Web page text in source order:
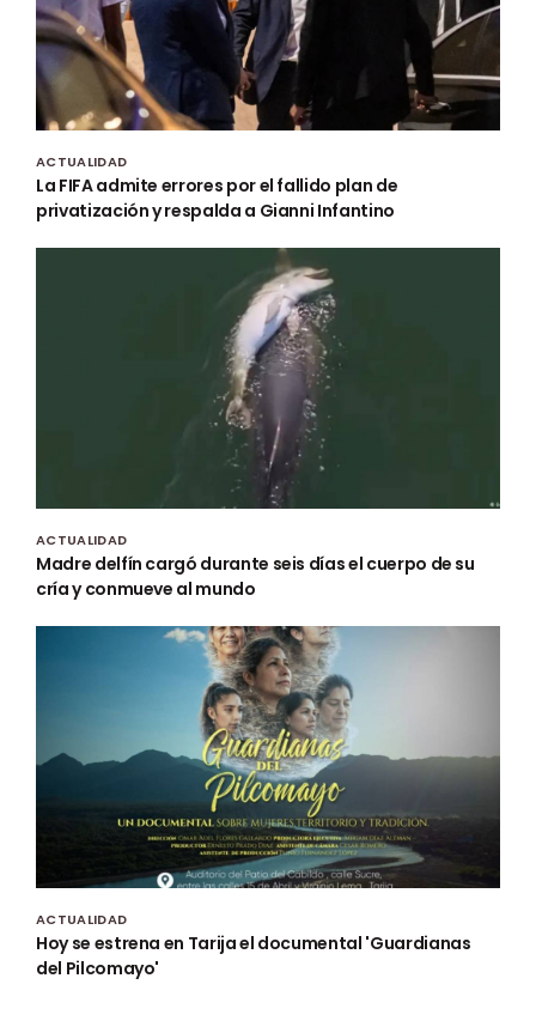
ACTUALIDAD
La FIFA admite errores por el fallido plan de
privatización y respalda a Gianni Infantino
ACTUALIDAD
Madre delfín cargó durante seis días el cuerpo de su
cría y conmueve al mundo
ACTUALIDAD
Hoy se estrena en Tarija el documental 'Guardianas
del Pilcomayo'